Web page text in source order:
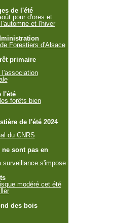
de l'été
pour d'ores et
et l'hiver
de Forestiers d'Alsace
primaire
l'association
l'été
forêts bien
de l'été 2024
du CNRS
ne sont pas en
surveillance s'impose
modéré cet été
des bois